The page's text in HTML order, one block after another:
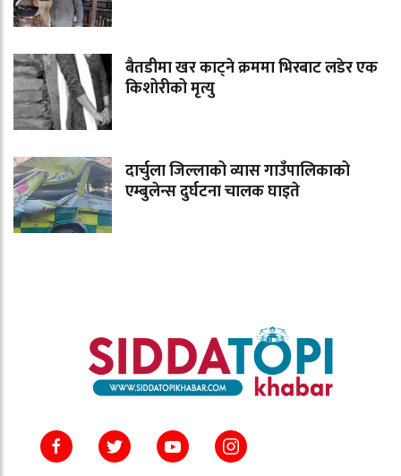
बैतडीमा खर काट्ने क्रममा भिरबाट लडेर एक
किशोरीको मृत्यु
दार्चुला जिल्लाको व्यास गाउँपालिकाको
एम्बुलेन्स दुर्घटना चालक घाइते